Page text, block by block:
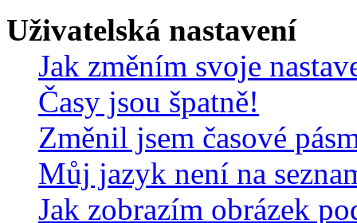
Uživatelská nastavení
Jak změním svoje
Časy jsou špatně!
Změnil jsem časové
Můj jazyk není na
Jak zobrazím obrázek